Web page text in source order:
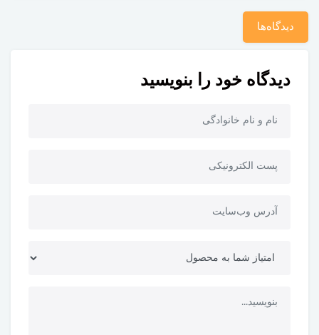
دیدگاه‌ها
دیدگاه خود را بنویسید